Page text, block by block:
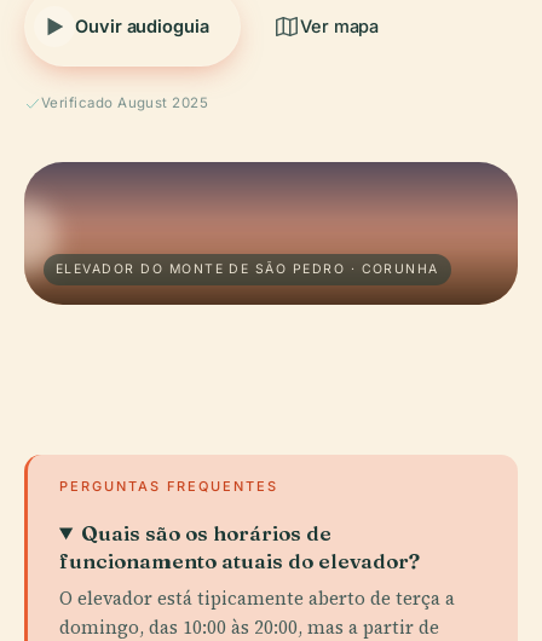
Ouvir audioguia Ver mapa
Verificado August 2025
ELEVADOR DO MONTE DE SÃO PEDRO · CORUNHA
PERGUNTAS FREQUENTES
Quais são os horários de
funcionamento atuais do elevador?
O elevador está tipicamente aberto de terça a
domingo, das 10:00 às 20:00, mas a partir de